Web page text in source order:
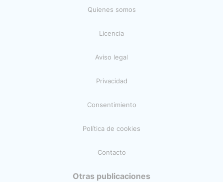
Quienes somos
Licencia
Aviso legal
Privacidad
Consentimiento
Política de cookies
Contacto
Otras publicaciones